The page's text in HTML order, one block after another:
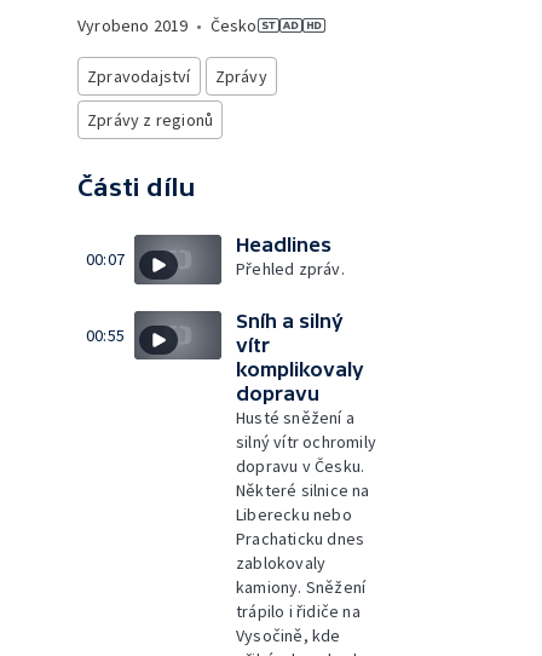
Vyrobeno 2019 • Česko
Zpravodajství
Zprávy
Zprávy z regionů
Části dílu
00:07
Headlines
Přehled zpráv.
00:55
Sníh a silný
vítr
komplikovaly
dopravu
Husté sněžení a
silný vítr ochromily
dopravu v Česku.
Některé silnice na
Liberecku nebo
Prachaticku dnes
zablokovaly
kamiony. Sněžení
trápilo i řidiče na
Vysočině, kde